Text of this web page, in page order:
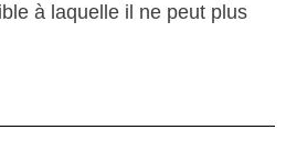
à laquelle il ne peut plus